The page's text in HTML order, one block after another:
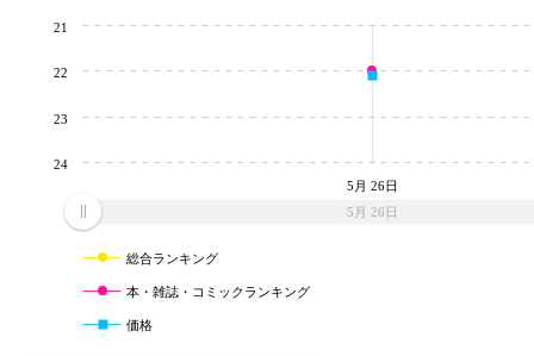
5月 26日
5月 26日
21
22
23
24
総合ランキング
本・雑誌・コミックランキング
価格